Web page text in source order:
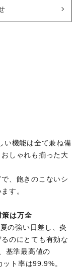
ア
い機能は全て兼ね備
しゃれも揃った大
、飽きのこないシ
す。
は万全
の強い日差し、炎
のにとても有効な
基準最高値の
ト率は99.9%。